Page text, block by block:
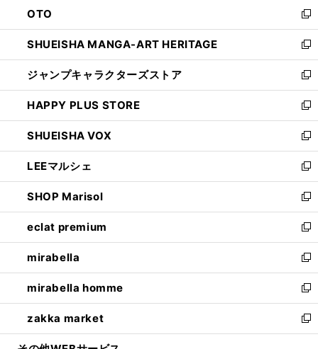
で
開
く
ド
ウ
で
開
く
OTO
新
し
い
ウ
ィ
ン
ド
ウ
で
開
く
SHUEISHA MANGA-ART HERITAGE
新
し
い
ウ
ィ
ン
ド
ウ
で
開
く
ジャンプキャラクターズストア
新
し
い
ウ
ィ
ン
ド
ウ
で
開
く
HAPPY PLUS STORE
新
し
い
ウ
ィ
ン
ド
ウ
で
開
く
SHUEISHA VOX
新
し
い
ウ
ィ
ン
ド
ウ
で
開
く
LEEマルシェ
新
し
い
ウ
ィ
ン
ド
ウ
で
開
く
SHOP Marisol
新
し
い
ウ
ィ
ン
ド
ウ
で
開
eclat premium
新
し
い
ウ
ィ
ン
ド
ウ
mirabella
新
し
い
ウ
ィ
ン
mirabella homme
新
し
い
ウ
zakka market
新
し